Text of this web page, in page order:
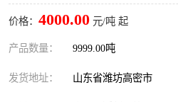
价格： 4000.00 元/吨 起
产品数量： 9999.00吨
发货地址： 山东省潍坊高密市